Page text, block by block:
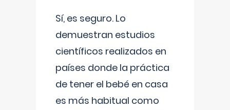
Sí, es seguro. Lo
demuestran estudios
científicos realizados en
países donde la práctica
de tener el bebé en casa
es más habitual como